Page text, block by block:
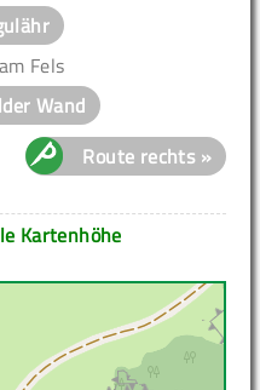
am Fels
Wand
Route rechts »
Kartenhöhe